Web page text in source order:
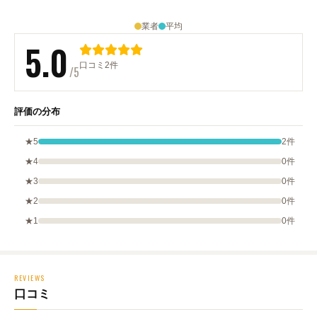
業者 平均
5.0/5口コミ2件
評価の分布
★5
2件
★4
0件
★3
0件
★2
0件
★1
0件
REVIEWS
口コミ